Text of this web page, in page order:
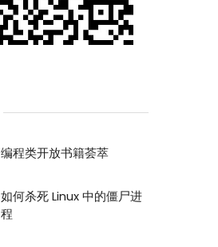
编程类开放书籍荟萃
如何杀死 Linux 中的僵尸进
程